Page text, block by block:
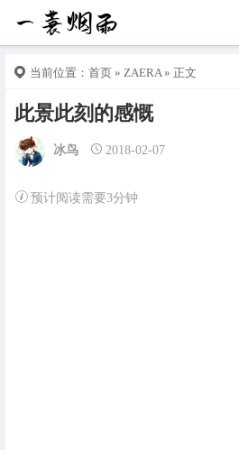
当前位置： 首页 » ZAERA» 正文
此景此刻的感慨
冰鸟 2018-02-07
预计阅读需要3分钟